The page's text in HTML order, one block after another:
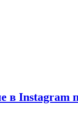
в Instagram